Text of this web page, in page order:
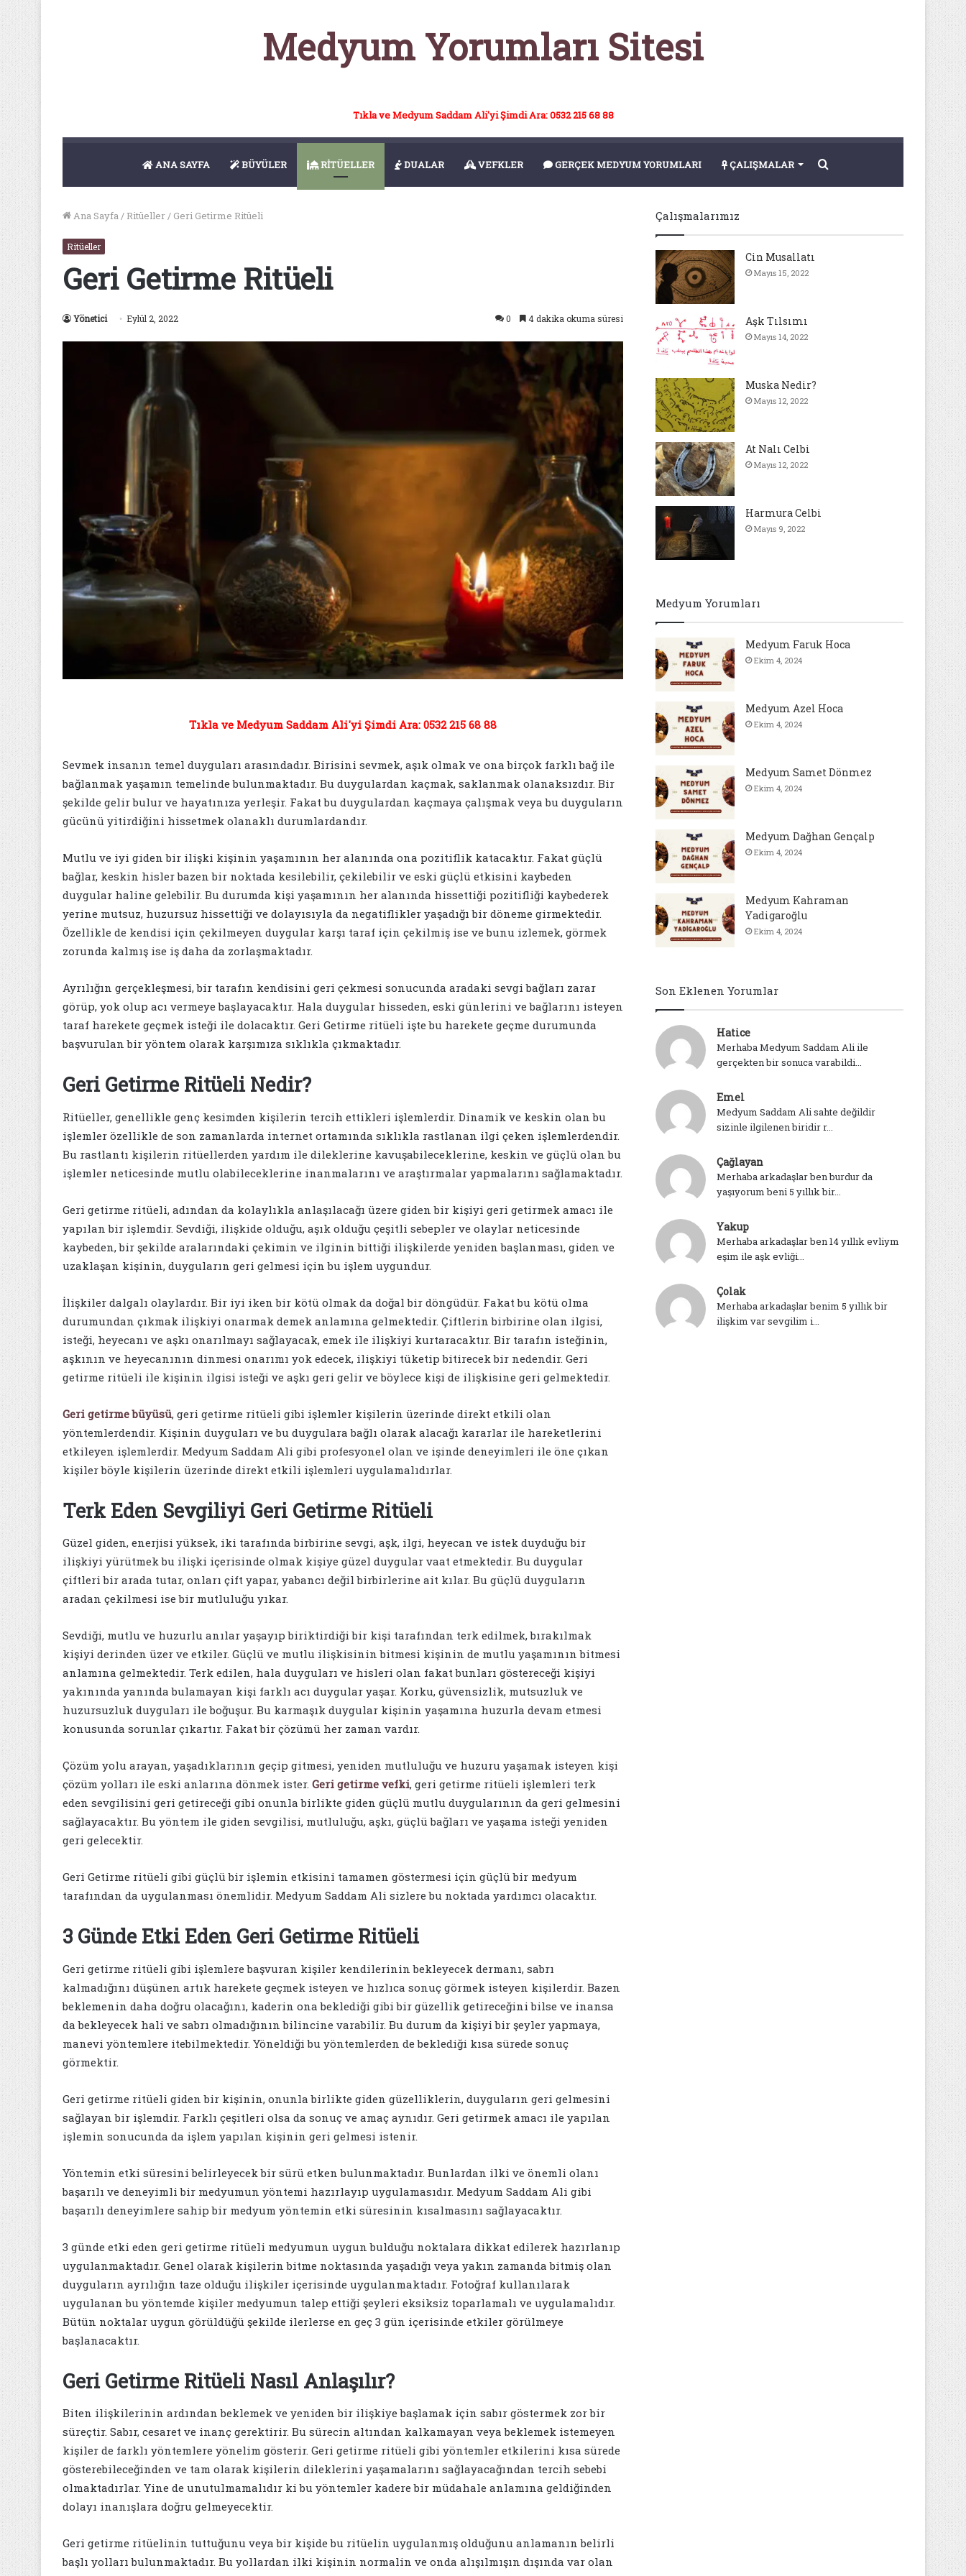
Medyum Yorumları Sitesi
Tıkla ve Medyum Saddam Ali'yi Şimdi Ara: 0532 215 68 88
ANA SAYFA BÜYÜLER RİTÜELLER DUALAR VEFKLER GERÇEK MEDYUM YORUMLARI ÇALIŞMALAR
Ana Sayfa/ Ritüeller/ Geri Getirme Ritüeli
Ritüeller
Geri Getirme Ritüeli
Yönetici Eylül 2, 2022 0 4 dakika okuma süresi
Tıkla ve Medyum Saddam Ali'yi Şimdi Ara: 0532 215 68 88
Sevmek insanın temel duyguları arasındadır. Birisini sevmek, aşık olmak ve ona birçok farklı bağ ile
bağlanmak yaşamın temelinde bulunmaktadır. Bu duygulardan kaçmak, saklanmak olanaksızdır. Bir
şekilde gelir bulur ve hayatınıza yerleşir. Fakat bu duygulardan kaçmaya çalışmak veya bu duyguların
gücünü yitirdiğini hissetmek olanaklı durumlardandır.
Mutlu ve iyi giden bir ilişki kişinin yaşamının her alanında ona pozitiflik katacaktır. Fakat güçlü
bağlar, keskin hisler bazen bir noktada kesilebilir, çekilebilir ve eski güçlü etkisini kaybeden
duygular haline gelebilir. Bu durumda kişi yaşamının her alanında hissettiği pozitifliği kaybederek
yerine mutsuz, huzursuz hissettiği ve dolayısıyla da negatiflikler yaşadığı bir döneme girmektedir.
Özellikle de kendisi için çekilmeyen duygular karşı taraf için çekilmiş ise ve bunu izlemek, görmek
zorunda kalmış ise iş daha da zorlaşmaktadır.
Ayrılığın gerçekleşmesi, bir tarafın kendisini geri çekmesi sonucunda aradaki sevgi bağları zarar
görüp, yok olup acı vermeye başlayacaktır. Hala duygular hisseden, eski günlerini ve bağlarını isteyen
taraf harekete geçmek isteği ile dolacaktır. Geri Getirme ritüeli işte bu harekete geçme durumunda
başvurulan bir yöntem olarak karşımıza sıklıkla çıkmaktadır.
Geri Getirme Ritüeli Nedir?
Ritüeller, genellikle genç kesimden kişilerin tercih ettikleri işlemlerdir. Dinamik ve keskin olan bu
işlemler özellikle de son zamanlarda internet ortamında sıklıkla rastlanan ilgi çeken işlemlerdendir.
Bu rastlantı kişilerin ritüellerden yardım ile dileklerine kavuşabileceklerine, keskin ve güçlü olan bu
işlemler neticesinde mutlu olabileceklerine inanmalarını ve araştırmalar yapmalarını sağlamaktadır.
Geri getirme ritüeli, adından da kolaylıkla anlaşılacağı üzere giden bir kişiyi geri getirmek amacı ile
yapılan bir işlemdir. Sevdiği, ilişkide olduğu, aşık olduğu çeşitli sebepler ve olaylar neticesinde
kaybeden, bir şekilde aralarındaki çekimin ve ilginin bittiği ilişkilerde yeniden başlanması, giden ve
uzaklaşan kişinin, duyguların geri gelmesi için bu işlem uygundur.
İlişkiler dalgalı olaylardır. Bir iyi iken bir kötü olmak da doğal bir döngüdür. Fakat bu kötü olma
durumundan çıkmak ilişkiyi onarmak demek anlamına gelmektedir. Çiftlerin birbirine olan ilgisi,
isteği, heyecanı ve aşkı onarılmayı sağlayacak, emek ile ilişkiyi kurtaracaktır. Bir tarafın isteğinin,
aşkının ve heyecanının dinmesi onarımı yok edecek, ilişkiyi tüketip bitirecek bir nedendir. Geri
getirme ritüeli ile kişinin ilgisi isteği ve aşkı geri gelir ve böylece kişi de ilişkisine geri gelmektedir.
Geri getirme büyüsü, geri getirme ritüeli gibi işlemler kişilerin üzerinde direkt etkili olan
yöntemlerdendir. Kişinin duyguları ve bu duygulara bağlı olarak alacağı kararlar ile hareketlerini
etkileyen işlemlerdir. Medyum Saddam Ali gibi profesyonel olan ve işinde deneyimleri ile öne çıkan
kişiler böyle kişilerin üzerinde direkt etkili işlemleri uygulamalıdırlar.
Terk Eden Sevgiliyi Geri Getirme Ritüeli
Güzel giden, enerjisi yüksek, iki tarafında birbirine sevgi, aşk, ilgi, heyecan ve istek duyduğu bir
ilişkiyi yürütmek bu ilişki içerisinde olmak kişiye güzel duygular vaat etmektedir. Bu duygular
çiftleri bir arada tutar, onları çift yapar, yabancı değil birbirlerine ait kılar. Bu güçlü duyguların
aradan çekilmesi ise bir mutluluğu yıkar.
Sevdiği, mutlu ve huzurlu anılar yaşayıp biriktirdiği bir kişi tarafından terk edilmek, bırakılmak
kişiyi derinden üzer ve etkiler. Güçlü ve mutlu ilişkisinin bitmesi kişinin de mutlu yaşamının bitmesi
anlamına gelmektedir. Terk edilen, hala duyguları ve hisleri olan fakat bunları göstereceği kişiyi
yakınında yanında bulamayan kişi farklı acı duygular yaşar. Korku, güvensizlik, mutsuzluk ve
huzursuzluk duyguları ile boğuşur. Bu karmaşık duygular kişinin yaşamına huzurla devam etmesi
konusunda sorunlar çıkartır. Fakat bir çözümü her zaman vardır.
Çözüm yolu arayan, yaşadıklarının geçip gitmesi, yeniden mutluluğu ve huzuru yaşamak isteyen kişi
çözüm yolları ile eski anlarına dönmek ister. Geri getirme vefki, geri getirme ritüeli işlemleri terk
eden sevgilisini geri getireceği gibi onunla birlikte giden güçlü mutlu duygularının da geri gelmesini
sağlayacaktır. Bu yöntem ile giden sevgilisi, mutluluğu, aşkı, güçlü bağları ve yaşama isteği yeniden
geri gelecektir.
Geri Getirme ritüeli gibi güçlü bir işlemin etkisini tamamen göstermesi için güçlü bir medyum
tarafından da uygulanması önemlidir. Medyum Saddam Ali sizlere bu noktada yardımcı olacaktır.
3 Günde Etki Eden Geri Getirme Ritüeli
Geri getirme ritüeli gibi işlemlere başvuran kişiler kendilerinin bekleyecek dermanı, sabrı
kalmadığını düşünen artık harekete geçmek isteyen ve hızlıca sonuç görmek isteyen kişilerdir. Bazen
beklemenin daha doğru olacağını, kaderin ona beklediği gibi bir güzellik getireceğini bilse ve inansa
da bekleyecek hali ve sabrı olmadığının bilincine varabilir. Bu durum da kişiyi bir şeyler yapmaya,
manevi yöntemlere itebilmektedir. Yöneldiği bu yöntemlerden de beklediği kısa sürede sonuç
görmektir.
Geri getirme ritüeli giden bir kişinin, onunla birlikte giden güzelliklerin, duyguların geri gelmesini
sağlayan bir işlemdir. Farklı çeşitleri olsa da sonuç ve amaç aynıdır. Geri getirmek amacı ile yapılan
işlemin sonucunda da işlem yapılan kişinin geri gelmesi istenir.
Yöntemin etki süresini belirleyecek bir sürü etken bulunmaktadır. Bunlardan ilki ve önemli olanı
başarılı ve deneyimli bir medyumun yöntemi hazırlayıp uygulamasıdır. Medyum Saddam Ali gibi
başarılı deneyimlere sahip bir medyum yöntemin etki süresinin kısalmasını sağlayacaktır.
3 günde etki eden geri getirme ritüeli medyumun uygun bulduğu noktalara dikkat edilerek hazırlanıp
uygulanmaktadır. Genel olarak kişilerin bitme noktasında yaşadığı veya yakın zamanda bitmiş olan
duyguların ayrılığın taze olduğu ilişkiler içerisinde uygulanmaktadır. Fotoğraf kullanılarak
uygulanan bu yöntemde kişiler medyumun talep ettiği şeyleri eksiksiz toparlamalı ve uygulamalıdır.
Bütün noktalar uygun görüldüğü şekilde ilerlerse en geç 3 gün içerisinde etkiler görülmeye
başlanacaktır.
Geri Getirme Ritüeli Nasıl Anlaşılır?
Biten ilişkilerinin ardından beklemek ve yeniden bir ilişkiye başlamak için sabır göstermek zor bir
süreçtir. Sabır, cesaret ve inanç gerektirir. Bu sürecin altından kalkamayan veya beklemek istemeyen
kişiler de farklı yöntemlere yönelim gösterir. Geri getirme ritüeli gibi yöntemler etkilerini kısa sürede
gösterebileceğinden ve tam olarak kişilerin dileklerini yaşamalarını sağlayacağından tercih sebebi
olmaktadırlar. Yine de unutulmamalıdır ki bu yöntemler kadere bir müdahale anlamına geldiğinden
dolayı inanışlara doğru gelmeyecektir.
Geri getirme ritüelinin tuttuğunu veya bir kişide bu ritüelin uygulanmış olduğunu anlamanın belirli
başlı yolları bulunmaktadır. Bu yollardan ilki kişinin normalin ve onda alışılmışın dışında var olan
Çalışmalarımız
Cin Musallatı
Mayıs 15, 2022
Aşk Tılsımı
Mayıs 14, 2022
Muska Nedir?
Mayıs 12, 2022
At Nalı Celbi
Mayıs 12, 2022
Harmura Celbi
Mayıs 9, 2022
Medyum Yorumları
Medyum Faruk Hoca
Ekim 4, 2024
Medyum Azel Hoca
Ekim 4, 2024
Medyum Samet Dönmez
Ekim 4, 2024
Medyum Dağhan Gençalp
Ekim 4, 2024
Medyum Kahraman
Yadigaroğlu
Ekim 4, 2024
Son Eklenen Yorumlar
Hatice
Merhaba Medyum Saddam Ali ile
gerçekten bir sonuca varabildi...
Emel
Medyum Saddam Ali sahte değildir
sizinle ilgilenen biridir r...
Çağlayan
Merhaba arkadaşlar ben burdur da
yaşıyorum beni 5 yıllık bir...
Yakup
Merhaba arkadaşlar ben 14 yıllık evliym
eşim ile aşk evliği...
Çolak
Merhaba arkadaşlar benim 5 yıllık bir
ilişkim var sevgilim i...